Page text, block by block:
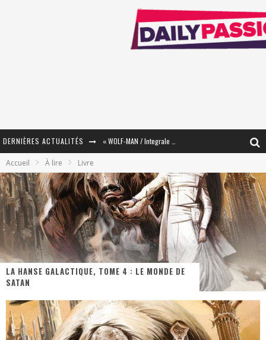
DERNIÈRES ACTUALITÉS
« Mon Village Révolté » - Combattre un Projet !
« Le Béton et le Bambou / Propositions pour Mayotte et le Monde. » - Améliorations !
Star Fox
PsyRiver 2026 : la magie revient sur les rives de l’Aar
« Dr Wertham / L’homme qui étudia les tueurs en série » - Un Métier à Risque !
Assassin's Creed Black Flag Resynced
Accueil À lire Livre
LA HANSE GALACTIQUE, TOME 4 : LE MONDE DE
SATAN